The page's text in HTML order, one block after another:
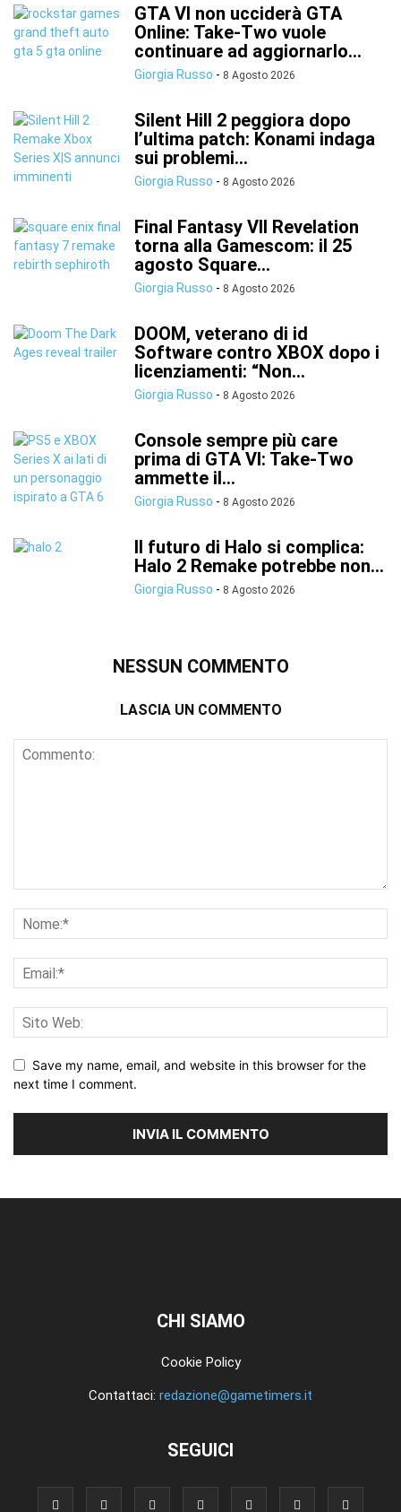
GTA VI non ucciderà GTA
Online: Take-Two vuole
continuare ad aggiornarlo...
Giorgia Russo - 8 Agosto 2026
Silent Hill 2 peggiora dopo
l’ultima patch: Konami indaga
sui problemi...
Giorgia Russo - 8 Agosto 2026
Final Fantasy VII Revelation
torna alla Gamescom: il 25
agosto Square...
Giorgia Russo - 8 Agosto 2026
DOOM, veterano di id
Software contro XBOX dopo i
licenziamenti: “Non...
Giorgia Russo - 8 Agosto 2026
Console sempre più care
prima di GTA VI: Take-Two
ammette il...
Giorgia Russo - 8 Agosto 2026
Il futuro di Halo si complica:
Halo 2 Remake potrebbe non...
Giorgia Russo - 8 Agosto 2026
NESSUN COMMENTO
LASCIA UN COMMENTO
Save my name, email, and website in this browser for the
next time I comment.
CHI SIAMO
Cookie Policy
Contattaci: redazione@gametimers.it
SEGUICI